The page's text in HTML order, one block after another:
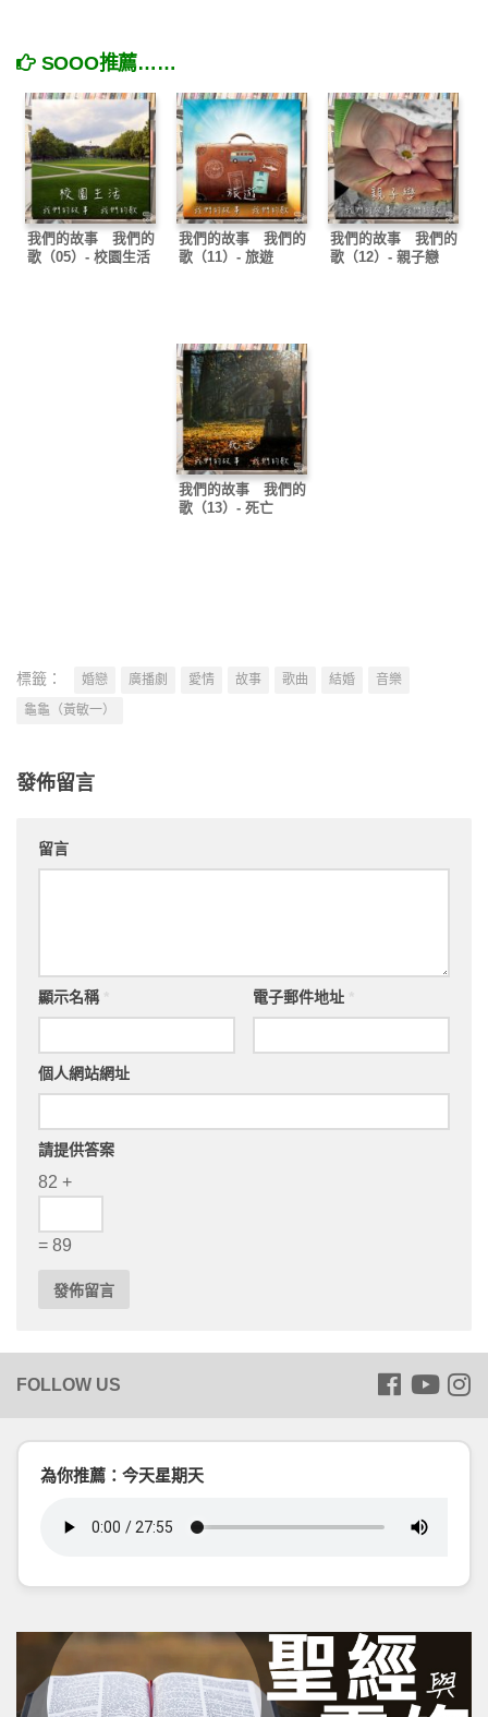
SOOO推薦……
我們的故事 我們的
歌（05）- 校園生活
我們的故事 我們的
歌（11）- 旅遊
我們的故事 我們的
歌（12）- 親子戀
我們的故事 我們的
歌（13）- 死亡
標籤： 婚戀 廣播劇 愛情 故事 歌曲 結婚
音樂
龜龜（黃敏一）
發佈留言
留言
顯示名稱 電子郵件地址
個人網站網址
請提供答案
82 +
= 89
為你推薦：今天星期天